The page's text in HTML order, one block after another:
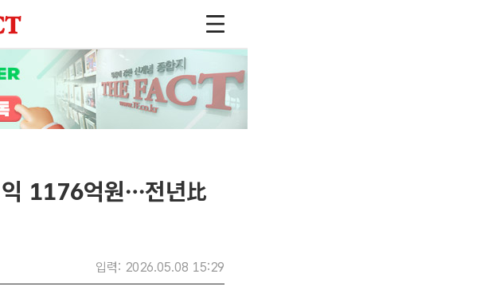
1176억원…전년比
입력: 2026.05.08 15:29